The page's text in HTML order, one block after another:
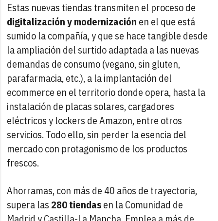
Estas nuevas tiendas transmiten el proceso de
digitalización y modernización en el que está
sumido la compañía, y que se hace tangible desde
la ampliación del surtido adaptada a las nuevas
demandas de consumo (vegano, sin gluten,
parafarmacia, etc.), a la implantación del
ecommerce en el territorio donde opera, hasta la
instalación de placas solares, cargadores
eléctricos y lockers de Amazon, entre otros
servicios. Todo ello, sin perder la esencia del
mercado con protagonismo de los productos
frescos.
Ahorramas, con más de 40 años de trayectoria,
supera las280 tiendasen la Comunidad de